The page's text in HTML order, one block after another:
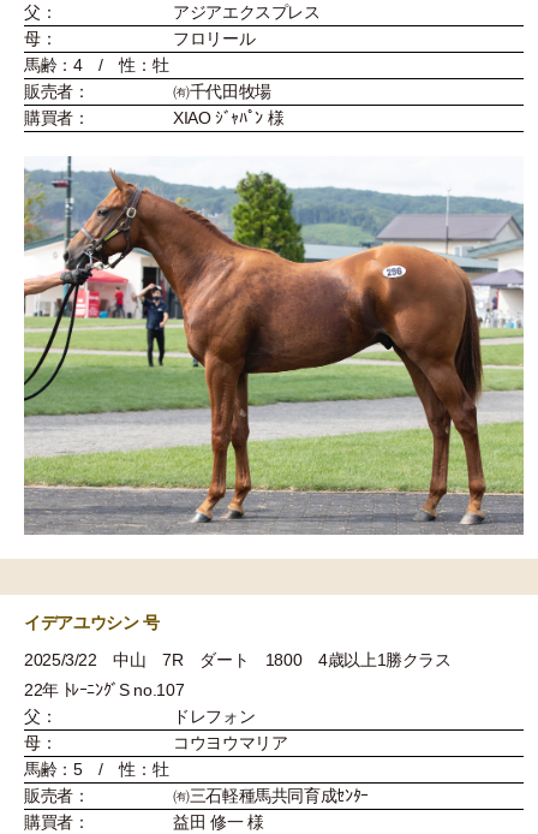
父：
アジアエクスプレス
母：
フロリール
馬齢：4 / 性：牡
販売者：
㈲千代田牧場
購買者：
XIAO ｼﾞｬﾊﾟﾝ 様
イデアユウシン 号
2025/3/22 中山 7R ダート 1800 4歳以上1勝クラス
22年 ﾄﾚｰﾆﾝｸﾞS no.107
父：
ドレフォン
母：
コウヨウマリア
馬齢：5 / 性：牡
販売者：
㈲三石軽種馬共同育成ｾﾝﾀｰ
購買者：
益田 修一 様